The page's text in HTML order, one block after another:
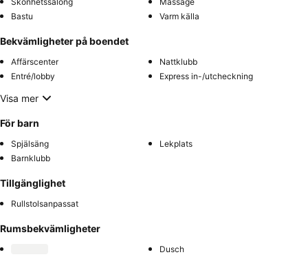
Bastu
Varm källa
Bekvämligheter på boendet
Affärscenter
Nattklubb
Entré/lobby
Express in-/utcheckning
Visa mer
För barn
Spjälsäng
Lekplats
Barnklubb
Tillgänglighet
Rullstolsanpassat
Rumsbekvämligheter
Dusch